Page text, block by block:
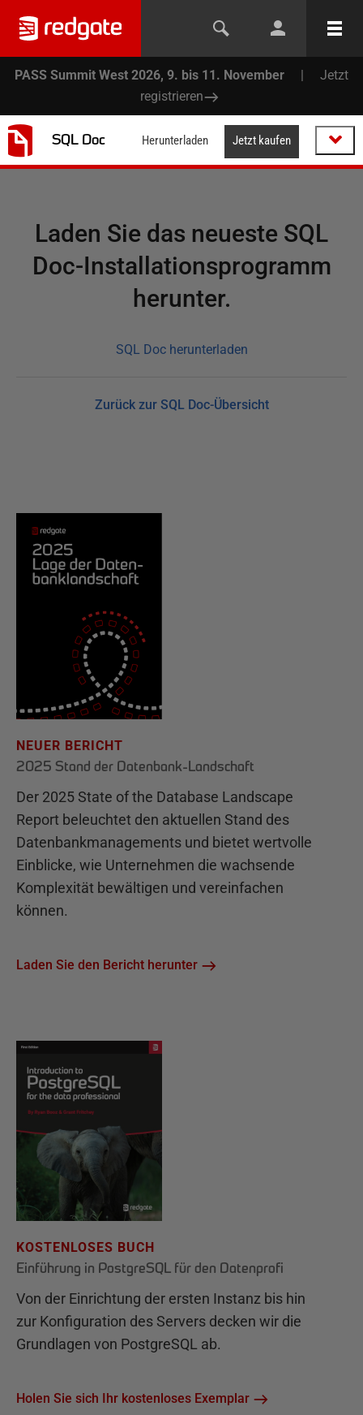
PASS Summit West 2026, 9. bis 11. November |
Jetzt
registrieren
SQL Doc Herunterladen Jetzt kaufen
Laden Sie das neueste SQL
Doc-Installationsprogramm
herunter.
SQL Doc herunterladen
Zurück zur SQL Doc-Übersicht
NEUER BERICHT
2025 Stand der Datenbank-Landschaft
Der 2025 State of the Database Landscape
Report beleuchtet den aktuellen Stand des
Datenbankmanagements und bietet wertvolle
Einblicke, wie Unternehmen die wachsende
Komplexität bewältigen und vereinfachen
können.
Laden Sie den Bericht herunter
KOSTENLOSES BUCH
Einführung in PostgreSQL für den Datenprofi
Von der Einrichtung der ersten Instanz bis hin
zur Konfiguration des Servers decken wir die
Grundlagen von PostgreSQL ab.
Holen Sie sich Ihr kostenloses Exemplar